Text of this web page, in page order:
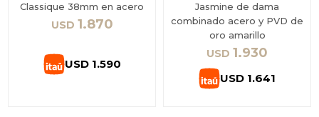
Classique 38mm en acero
USD 1.870
USD 1.590
Jasmine de dama
combinado acero y PVD de
oro amarillo
USD 1.930
USD 1.641